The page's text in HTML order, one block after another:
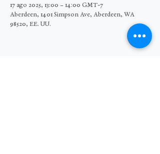
17 ago 2025, 13:00 – 14:00 GMT-7
Aberdeen, 1401 Simpson Ave, Aberdeen, WA
98520, EE. UU.